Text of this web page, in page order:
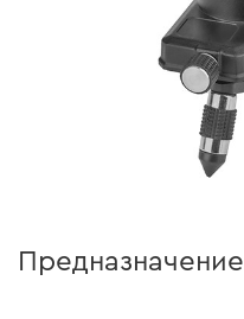
Предназначение